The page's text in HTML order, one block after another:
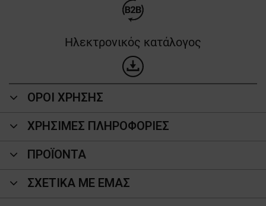
Ηλεκτρονικός κατάλογος
ΟΡΟΙ ΧΡΗΣΗΣ
ΧΡΗΣΙΜΕΣ ΠΛΗΡΟΦΟΡΙΕΣ
ΠΡΟΪΌΝΤΑ
ΣΧΕΤΙΚΑ ΜΕ ΕΜΑΣ